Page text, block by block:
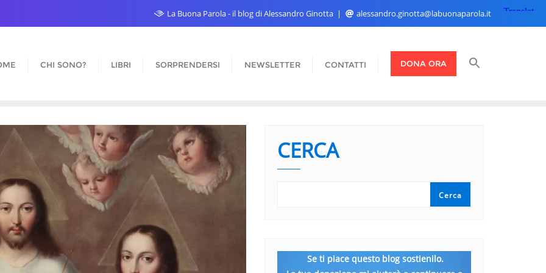
La Buona Parola - il blog di Alessandro Ginotta alessandro.ginotta@labuonaparola.it
CHI SONO? LIBRI SORPRENDERSI NEWSLETTER CONTATTI DONA ORA
CERCA
Cerca
Se ti piace questo blog sostienilo.